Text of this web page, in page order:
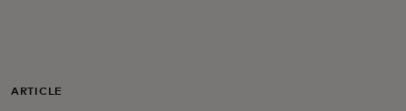
Для бизнеса
ARTICLE